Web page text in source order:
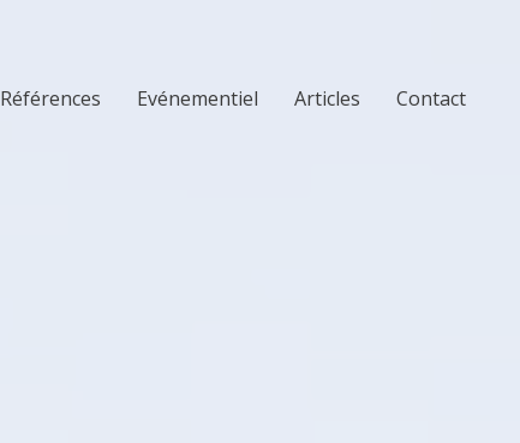
Références Evénementiel Articles Contact